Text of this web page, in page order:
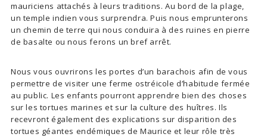
mauriciens attachés à leurs traditions. Au bord de la plage,
un temple indien vous surprendra. Puis nous emprunterons
un chemin de terre qui nous conduira à des ruines en pierre
de basalte ou nous ferons un bref arrêt.
Nous vous ouvrirons les portes d’un barachois afin de vous
permettre de visiter une ferme ostréicole d’habitude fermée
au public. Les enfants pourront apprendre bien des choses
sur les tortues marines et sur la culture des huîtres. Ils
recevront également des explications sur disparition des
tortues géantes endémiques de Maurice et leur rôle très